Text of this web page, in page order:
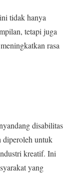
tidak hanya
tetapi juga
rasa
disabilitas
diperoleh untuk
kreatif. Ini
yang